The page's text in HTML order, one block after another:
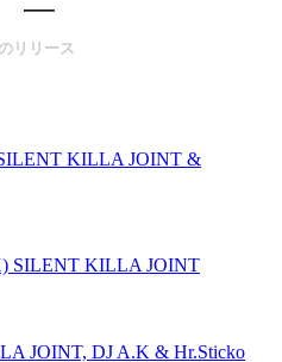
リリース
KILLA JOINT &
SILENT KILLA JOINT
JOINT, DJ A.K & Hr.Sticko